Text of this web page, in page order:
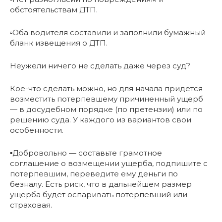
обстоятельствам ДТП.
▫️Оба водителя составили и заполнили бумажный
бланк извещения о ДТП.
Неужели ничего не сделать даже через суд?
Кое-что сделать можно, но для начала придется
возместить потерпевшему причиненный ущерб
— в досудебном порядке (по претензии) или по
решению суда. У каждого из вариантов свои
особенности.
▪️Добровольно — составьте грамотное
соглашение о возмещении ущерба, подпишите с
потерпевшим, переведите ему деньги по
безналу. Есть риск, что в дальнейшем размер
ущерба будет оспаривать потерпевший или
страховая.